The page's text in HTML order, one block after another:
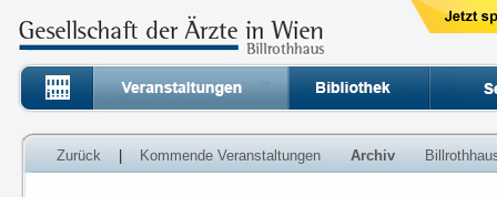
Zurück Kommende Veranstaltungen Archiv